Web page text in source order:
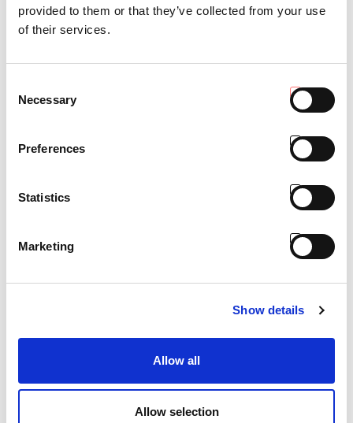
provided to them or that they’ve collected from your use
of their services.
Selection
Necessary
Preferences
Statistics
Marketing
Show details
Allow all
Allow selection
TRASMISSIONE 16+16
CABINA STARLIGHT